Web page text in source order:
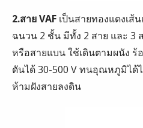
2.สายVAF เป็นสายทองแดงเส้
ฉนวน 2 ชั้น มีทั้ง 2 สาย และ 3
หรือสายแบน ใช้เดินตามผนัง
ดันได้ 30-500 V ทนอุณหภูมิได้ไ
ห้ามฝังสายลงดิน